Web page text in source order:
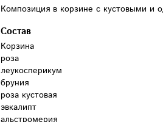
Композиция в корзине с кустовыми и
Состав
Корзина
роза
леукосперикум
бруния
роза кустовая
эвкалипт
альстромерия